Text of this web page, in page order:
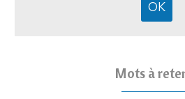
Mots à